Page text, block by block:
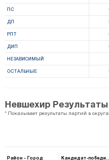
ПС
ДП
РПТ
ДИП
НЕЗАВИСИМЫЙ
ОСТАЛЬНЫЕ
Невшехир
* Показывает результаты партий в
Район - Город